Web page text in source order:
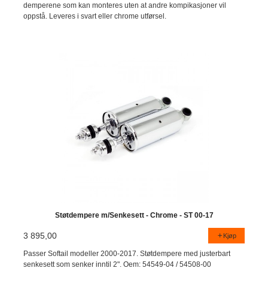
demperene som kan monteres uten at andre kompikasjoner vil
oppstå. Leveres i svart eller chrome utførsel.
Støtdempere m/Senkesett - Chrome - ST 00-17
3 895,00 Kjøp
Passer Softail modeller 2000-2017. Støtdempere med justerbart
senkesett som senker inntil 2". Oem: 54549-04 / 54508-00